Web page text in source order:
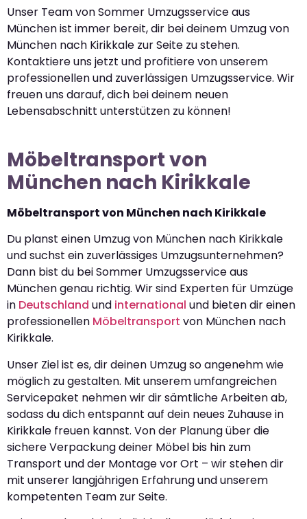
Unser Team von Sommer Umzugsservice aus
München ist immer bereit, dir bei deinem Umzug von
München nach Kirikkale zur Seite zu stehen.
Kontaktiere uns jetzt und profitiere von unserem
professionellen und zuverlässigen Umzugsservice. Wir
freuen uns darauf, dich bei deinem neuen
Lebensabschnitt unterstützen zu können!
Möbeltransport von
München nach Kirikkale
Möbeltransport von München nach Kirikkale
Du planst einen Umzug von München nach Kirikkale
und suchst ein zuverlässiges Umzugsunternehmen?
Dann bist du bei Sommer Umzugsservice aus
München genau richtig. Wir sind Experten für Umzüge
in Deutschland und international und bieten dir einen
professionellen Möbeltransport von München nach
Kirikkale.
Unser Ziel ist es, dir deinen Umzug so angenehm wie
möglich zu gestalten. Mit unserem umfangreichen
Servicepaket nehmen wir dir sämtliche Arbeiten ab,
sodass du dich entspannt auf dein neues Zuhause in
Kirikkale freuen kannst. Von der Planung über die
sichere Verpackung deiner Möbel bis hin zum
Transport und der Montage vor Ort – wir stehen dir
mit unserer langjährigen Erfahrung und unserem
kompetenten Team zur Seite.